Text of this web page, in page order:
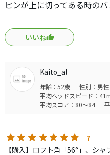
ピンが上に切ってある時のバ
グリーン周りから「突っ込み
などを想定して購入してみた。
結果：万能ソールは抜けが
れている。
スピン：とてもよくスピン
ゲンストだと思ったよりシ
PINGのウェッジは久しぶり
いいね
Kaito_al
年齢：52歳 性別：男性
平均ヘッドスピード：
平均スコア：80～84
7
【購入】ロフト角「56°」、シャ